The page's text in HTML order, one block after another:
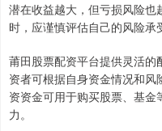
潜在收益越大，但亏损风险也
时，应谨慎评估自己的风险承
莆田股票配资平台提供灵活
资者可根据自身资金情况和
资资金可用于购买股票、基
力。